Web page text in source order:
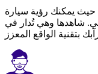
حيث يمكنك رؤية سيارة
شاهدها وهي تُدار في